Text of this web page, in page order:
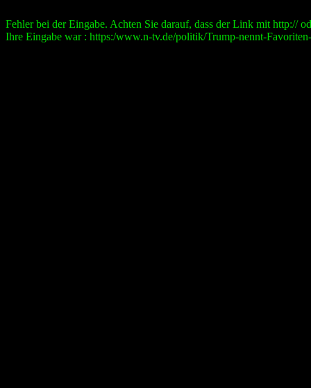
Fehler bei der Eingabe. Achten Sie darauf, dass der Link mit http://
Ihre Eingabe war : https:/www.n-tv.de/politik/Trump-nennt-